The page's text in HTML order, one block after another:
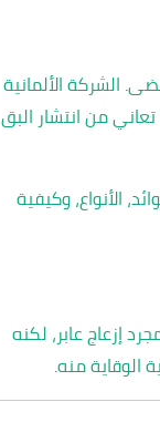
الشركة الألمانية
من انتشار البق
الأنواع، وكيفية
إزعاج عابر، لكنه
الوقاية منه.